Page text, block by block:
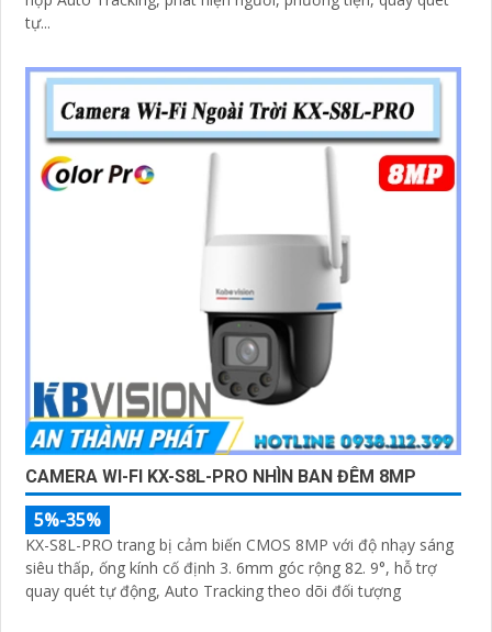
tự...
CAMERA WI-FI KX-S8L-PRO NHÌN BAN ĐÊM 8MP
5%-35%
KX-S8L-PRO trang bị cảm biến CMOS 8MP với độ nhạy sáng
siêu thấp, ống kính cố định 3. 6mm góc rộng 82. 9°, hỗ trợ
quay quét tự động, Auto Tracking theo dõi đối tượng